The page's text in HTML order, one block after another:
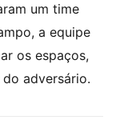
um time
a equipe
os espaços,
adversário.